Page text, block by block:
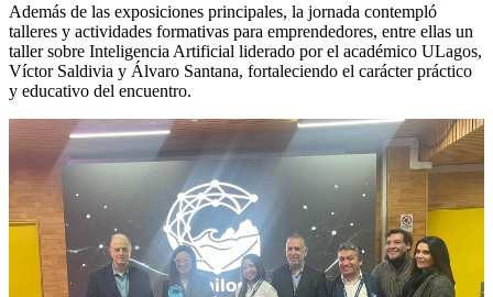
Además de las exposiciones principales, la jornada contempló
talleres y actividades formativas para emprendedores, entre ellas un
taller sobre Inteligencia Artificial liderado por el académico ULagos,
Víctor Saldivia y Álvaro Santana, fortaleciendo el carácter práctico
y educativo del encuentro.